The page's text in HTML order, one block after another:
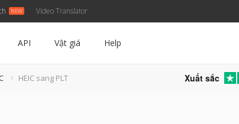
Video Translator
API Vật giá Help
HEIC sang PLT Xuất sắc